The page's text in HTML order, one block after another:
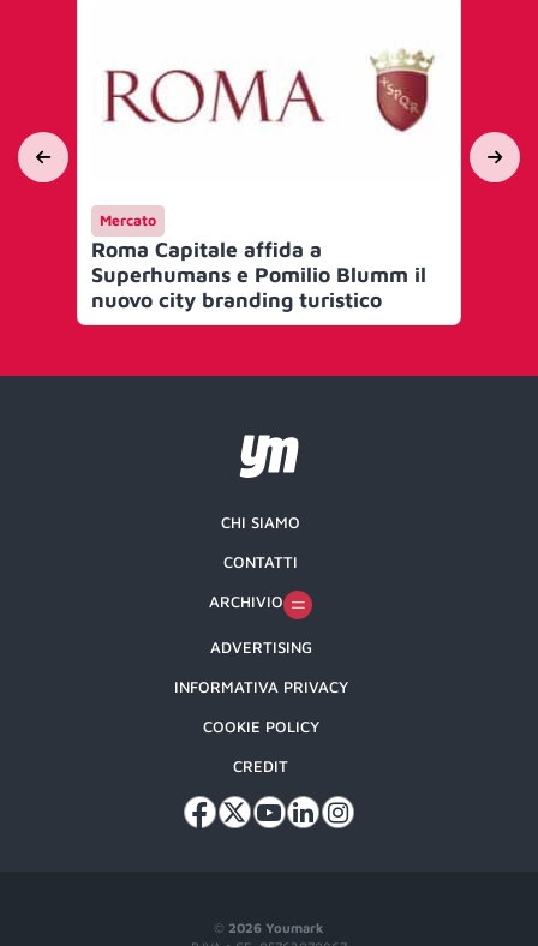
Mercato
Roma Capitale affida a
Superhumans e Pomilio Blumm il
nuovo city branding turistico
© 2026 Youmark
CHI SIAMO
CONTATTI
ARCHIVIO
ADVERTISING
INFORMATIVA PRIVACY
COOKIE POLICY
CREDIT